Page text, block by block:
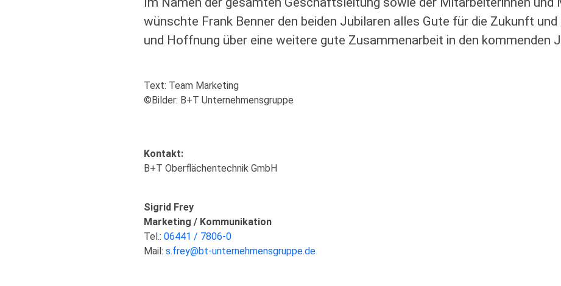
wünschte Frank Benner den beiden Jubilaren alles Gute für die Zukunft und
und Hoffnung über eine weitere gute Zusammenarbeit in den kommenden
Text: Team Marketing
©Bilder: B+T Unternehmensgruppe
Kontakt:
B+T Oberflächentechnik GmbH
Sigrid Frey
Marketing / Kommunikation
Tel.: 06441 / 7806-0
Mail: s.frey@bt-unternehmensgruppe.de